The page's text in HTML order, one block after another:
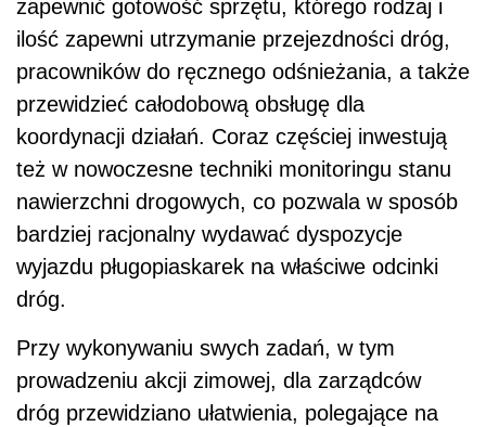
zapewnić gotowość sprzętu, którego rodzaj i
ilość zapewni utrzymanie przejezdności dróg,
pracowników do ręcznego odśnieżania, a także
przewidzieć całodobową obsługę dla
koordynacji działań. Coraz częściej inwestują
też w nowoczesne techniki monitoringu stanu
nawierzchni drogowych, co pozwala w sposób
bardziej racjonalny wydawać dyspozycje
wyjazdu pługopiaskarek na właściwe odcinki
dróg.
Przy wykonywaniu swych zadań, w tym
prowadzeniu akcji zimowej, dla zarządców
dróg przewidziano ułatwienia, polegające na